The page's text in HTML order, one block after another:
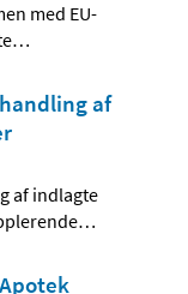
med EU-
…
af
af indlagte
…